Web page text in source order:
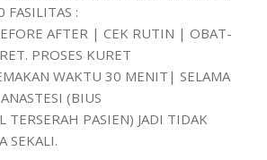
FASILITAS :
AFTER | CEK RUTIN | OBAT-
PROSES KURET
WAKTU 30 MENIT| SELAMA
(BIUS
TERSERAH PASIEN) JADI TIDAK
SEKALI.